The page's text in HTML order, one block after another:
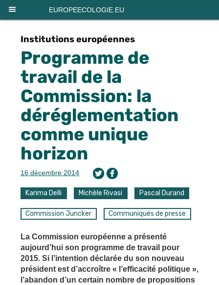
EUROPEECOLOGIE.EU
Institutions européennes
Programme de
travail de la
Commission: la
déréglementation
comme unique
horizon
16 décembre 2014
Karima Delli Michèle Rivasi Pascal Durand
Commission Juncker Communiqués de presse
La Commission européenne a présenté
aujourd’hui son programme de travail pour
2015. Si l’intention déclarée du son nouveau
président est d’accroître « l’efficacité politique »,
l’abandon d’un certain nombre de propositions